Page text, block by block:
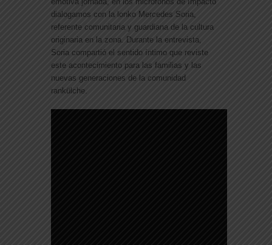
dialogamos con la lonko Mercedes Soria,
referente comunitaria y guardiana de la cultura
originaria en la zona. Durante la entrevista,
Soria compartió el sentido íntimo que reviste
este acontecimiento para las familias y las
nuevas generaciones de la comunidad
rankülche.